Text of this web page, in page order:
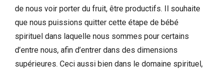
de nous voir porter du fruit, être productifs. Il souhaite
que nous puissions quitter cette étape de bébé
spirituel dans laquelle nous sommes pour certains
d’entre nous, afin d’entrer dans des dimensions
supérieures. Ceci aussi bien dans le domaine spirituel,